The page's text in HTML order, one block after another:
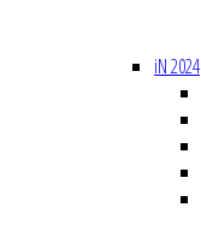
iN 2024